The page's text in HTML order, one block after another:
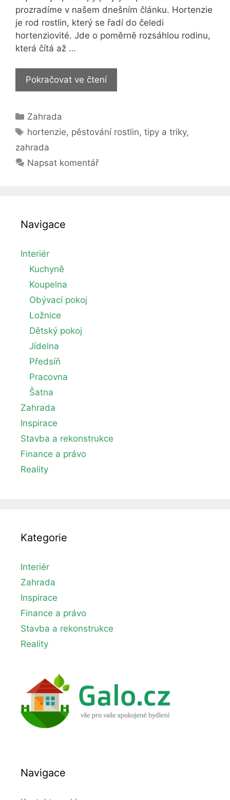
prozradíme v našem dnešním článku. Hortenzie
je rod rostlin, který se řadí do čeledi
hortenziovité. Jde o poměrně rozsáhlou rodinu,
která čítá až …
Pokračovat ve čteníHortenzie:
9
při
Rubriky
Zahrada
Štítky
hortenzie, pěstování rostlin,tipy a triky,
zahrada
Napsat komentář
Navigace
Interiér
Kuchyně
Koupelna
Obývací pokoj
Ložnice
Dětský pokoj
Jídelna
Předsíň
Pracovna
Šatna
Zahrada
Inspirace
Stavba a rekonstrukce
Finance a právo
Reality
Kategorie
Interiér
Zahrada
Inspirace
Finance a právo
Stavba a rekonstrukce
Reality
Navigace